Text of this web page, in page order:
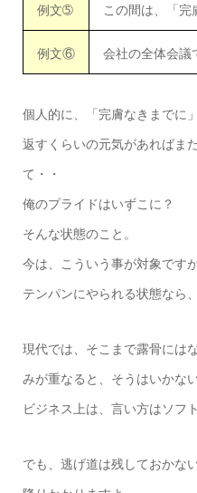
例文➄ この間は、「
例文⑥ 会社の全体会議
個人的に、「完膚なきまでに
返すくらいの元気があればま
て・・
俺のプライドはいずこに？
そんな状態のこと。
今は、こういう事が対象です
テンパンにやられる状態なら
現代では、そこまで露骨には
みが重なると、そうはいかな
ビジネス上は、言い方はソフ
でも、逃げ道は残しておかな